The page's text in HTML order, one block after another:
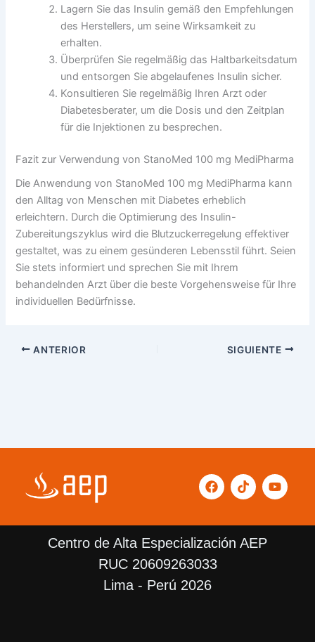
Lagern Sie das Insulin gemäß den Empfehlungen
des Herstellers, um seine Wirksamkeit zu
erhalten.
Überprüfen Sie regelmäßig das Haltbarkeitsdatum
und entsorgen Sie abgelaufenes Insulin sicher.
Konsultieren Sie regelmäßig Ihren Arzt oder
Diabetesberater, um die Dosis und den Zeitplan
für die Injektionen zu besprechen.
Fazit zur Verwendung von StanoMed 100 mg MediPharma
Die Anwendung von StanoMed 100 mg MediPharma kann
den Alltag von Menschen mit Diabetes erheblich
erleichtern. Durch die Optimierung des Insulin-
Zubereitungszyklus wird die Blutzuckerregelung effektiver
gestaltet, was zu einem gesünderen Lebensstil führt. Seien
Sie stets informiert und sprechen Sie mit Ihrem
behandelnden Arzt über die beste Vorgehensweise für Ihre
individuellen Bedürfnisse.
ANTERIOR SIGUIENTE
F
a
b
o
k
T
i
o
k
Y
o
u
Centro de Alta Especialización AEP
RUC 20609263033
Lima - Perú 2026